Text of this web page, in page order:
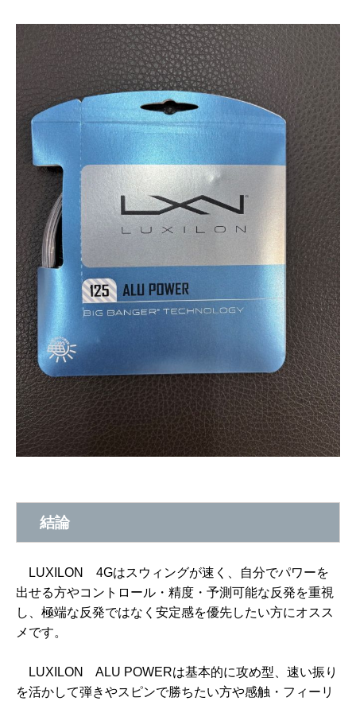
結論
LUXILON 4Gはスウィングが速く、自分でパワーを
出せる方やコントロール・精度・予測可能な反発を重視
し、極端な反発ではなく安定感を優先したい方にオスス
メです。
LUXILON ALU POWERは基本的に攻め型、速い振り
を活かして弾きやスピンで勝ちたい方や感触・フィーリ